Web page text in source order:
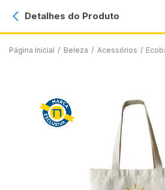
Página Inicial / Beleza / Acessórios /
Detalhes do Produto